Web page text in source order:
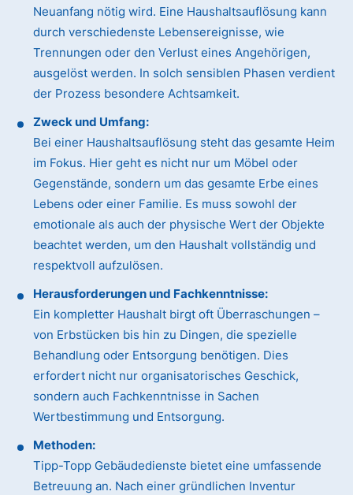
Neuanfang nötig wird. Eine Haushaltsauflösung kann
durch verschiedenste Lebensereignisse, wie
Trennungen oder den Verlust eines Angehörigen,
ausgelöst werden. In solch sensiblen Phasen verdient
der Prozess besondere Achtsamkeit.
Zweck und Umfang:
Bei einer Haushaltsauflösung steht das gesamte Heim
im Fokus. Hier geht es nicht nur um Möbel oder
Gegenstände, sondern um das gesamte Erbe eines
Lebens oder einer Familie. Es muss sowohl der
emotionale als auch der physische Wert der Objekte
beachtet werden, um den Haushalt vollständig und
respektvoll aufzulösen.
Herausforderungen und Fachkenntnisse:
Ein kompletter Haushalt birgt oft Überraschungen –
von Erbstücken bis hin zu Dingen, die spezielle
Behandlung oder Entsorgung benötigen. Dies
erfordert nicht nur organisatorisches Geschick,
sondern auch Fachkenntnisse in Sachen
Wertbestimmung und Entsorgung.
Methoden:
Tipp-Topp Gebäudedienste bietet eine umfassende
Betreuung an. Nach einer gründlichen Inventur